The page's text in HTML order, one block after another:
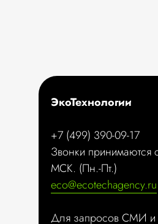
ЭкоТехнологии
+7 (499) 390-09-17
Звонки принимаются
МСК. (Пн.-Пт.)
eco@ecotechagency.ru
Для запросов СМИ и